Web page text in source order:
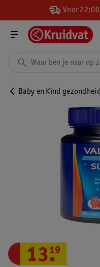
Voor
Baby en Kind gezondheid
13.
19